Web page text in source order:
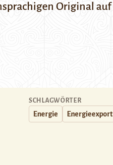
Original auf
SCHLAGWÖRTER
Energie Energieexport